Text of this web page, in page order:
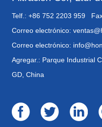
Telf.: +86 752 2203 959
Correo electrónico:
Correo electrónico:
Agregar.: Parque Industrial
GD, China